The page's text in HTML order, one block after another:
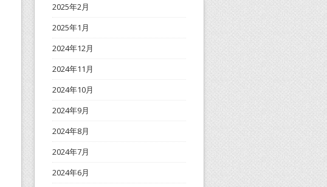
2025年2月
2025年1月
2024年12月
2024年11月
2024年10月
2024年9月
2024年8月
2024年7月
2024年6月